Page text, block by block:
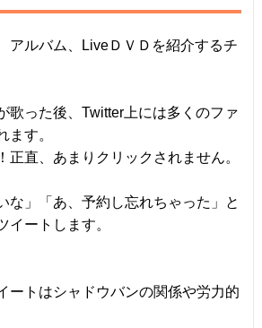
アルバム、LiveＤＶＤを紹介するチ
歌った後、Twitter上には多くのファ
ます。
正直、あまりクリックされません。
な」「あ、予約し忘れちゃった」と
イートします。
ートはシャドウバンの関係や労力的